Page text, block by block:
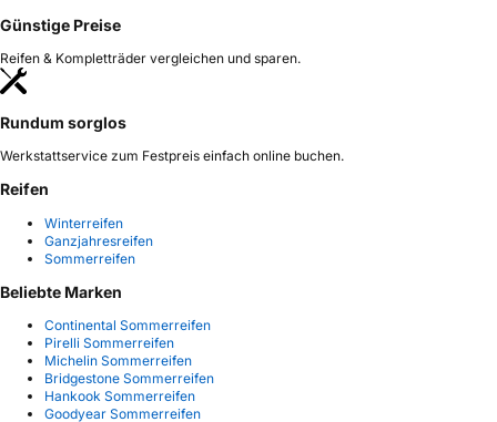
Günstige Preise
Reifen & Kompletträder vergleichen und sparen.
Rundum sorglos
Werkstattservice zum Festpreis einfach online buchen.
Reifen
Winterreifen
Ganzjahresreifen
Sommerreifen
Beliebte Marken
Continental Sommerreifen
Pirelli Sommerreifen
Michelin Sommerreifen
Bridgestone Sommerreifen
Hankook Sommerreifen
Goodyear Sommerreifen